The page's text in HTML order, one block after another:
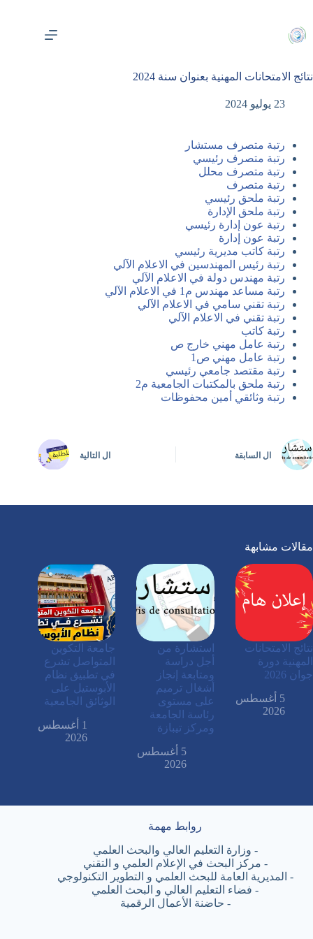
المحتوى
نتائج الامتحانات المهنية بعنوان سنة 2024
23 يوليو 2024
رتبة متصرف مستشار
رتبة متصرف رئيسي
رتبة متصرف محلل
رتبة متصرف
رتبة ملحق رئيسي
رتبة ملحق الإدارة
رتبة عون إدارة رئيسي
رتبة عون إدارة
رتبة كاتب مديرية رئيسي
رتبة رئيس المهندسين في الاعلام الآلي
رتبة مهندس دولة في الاعلام الآلي
رتبة مساعد مهندس م1 في الاعلام الآلي
رتبة تقني سامي في الاعلام الآلي
رتبة تقني في الاعلام الآلي
رتبة كاتب
رتبة عامل مهني خارج ص
رتبة عامل مهني ص1
رتبة مقتصد جامعي رئيسي
رتبة ملحق بالمكتبات الجامعية م2
رتبة وثائقي أمين محفوظات
ال السابقة ال التالية
مقالات مشابهة
نتائج الامتحانات
المهنية دورة
جوان 2026
5 أغسطس
2026
استشارة من
أجل دراسة
ومتابعة إنجاز
أشغال ترميم
على مستوى
رئاسة الجامعة
ومركز تيبازة
5 أغسطس
2026
جامعة التكوين
المتواصل تشرع
في تطبيق نظام
الأبوستيل على
الوثائق الجامعية
1 أغسطس
2026
روابط مهمة
- وزارة التعليم العالي والبحث العلمي
- مركز البحث في الإعلام العلمي و التقني
- المديرية العامة للبحث العلمي و التطوير التكنولوجي
- فضاء التعليم العالي و البحث العلمي
- حاضنة الأعمال الرقمية